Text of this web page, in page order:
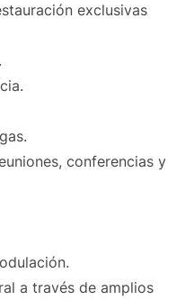
exclusivas
conferencias y
a través de amplios